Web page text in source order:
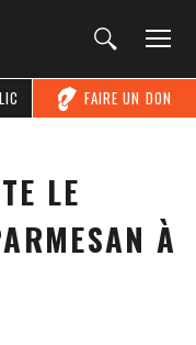
FAIRE UN DON
LE
À